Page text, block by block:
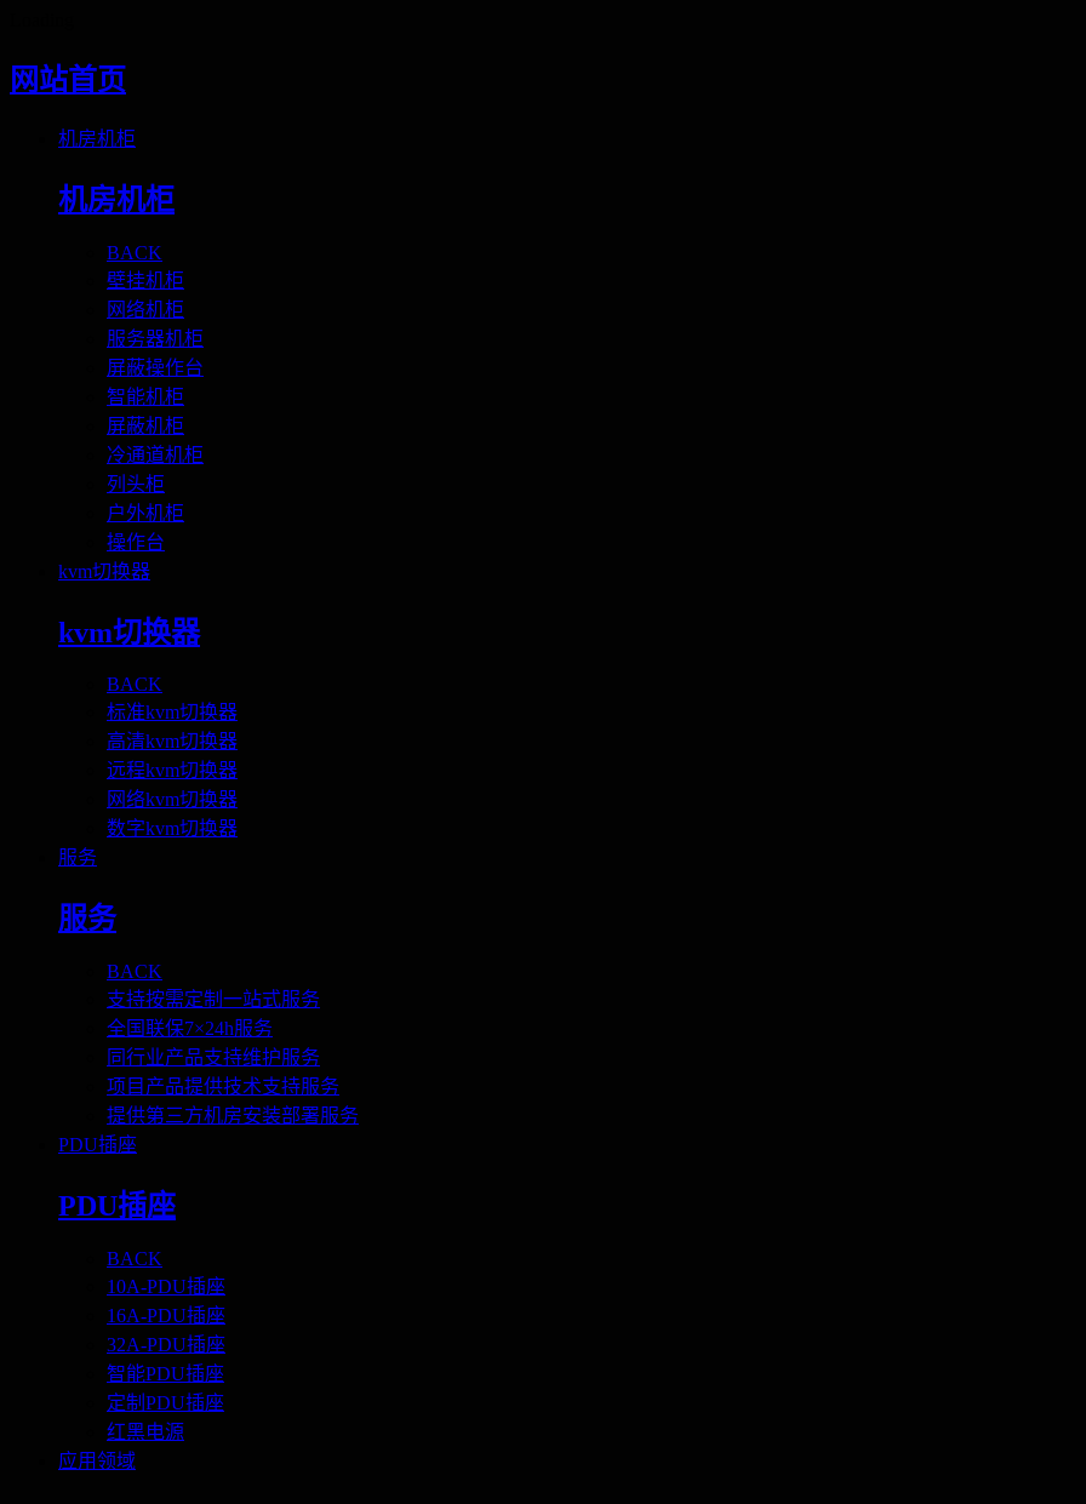
网站首页
机房机柜
机房机柜
BACK
壁挂机柜
网络机柜
服务器机柜
屏蔽操作台
智能机柜
屏蔽机柜
冷通道机柜
列头柜
户外机柜
操作台
kvm切换器
kvm切换器
BACK
标准kvm切换器
高清kvm切换器
远程kvm切换器
网络kvm切换器
数字kvm切换器
服务
服务
BACK
支持按需定制一站式服务
全国联保7×24h服务
同行业产品支持维护服务
项目产品提供技术支持服务
提供第三方机房安装部署服务
PDU插座
PDU插座
BACK
10A-PDU插座
16A-PDU插座
32A-PDU插座
智能PDU插座
定制PDU插座
红黑电源
应用领域